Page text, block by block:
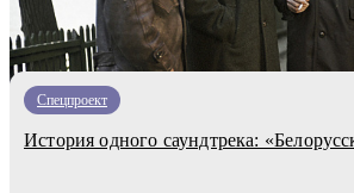
Спецпроект
История одного саундтрека: